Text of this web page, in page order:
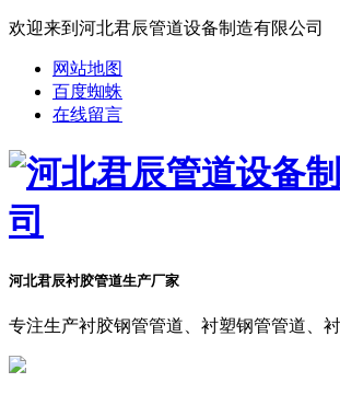
欢迎来到河北君辰管道设备制造有限公司
网站地图
百度蜘蛛
在线留言
河北君辰衬胶管道生产厂家
专注生产衬胶钢管管道、衬塑钢管管道、